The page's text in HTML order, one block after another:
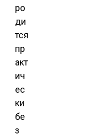
ро
ди
тся
пр
акт
ич
ес
ки
бе
з